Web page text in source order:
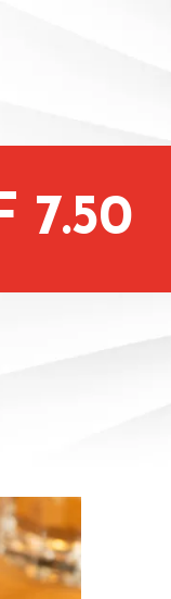
7.50